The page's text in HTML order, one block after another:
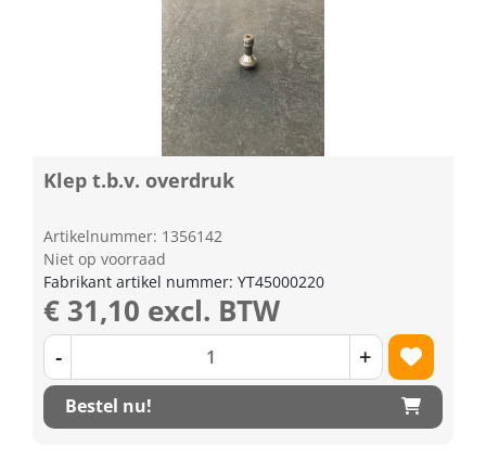
Klep t.b.v. overdruk
Artikelnummer: 1356142
Niet op voorraad
Fabrikant artikel nummer: YT45000220
€ 31,10 excl. BTW
- +
Bestel nu!